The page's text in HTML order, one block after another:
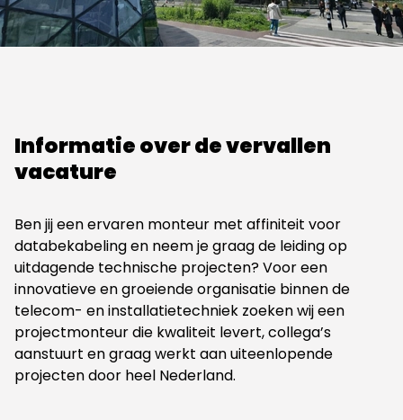
Informatie over de vervallen
vacature
Ben jij een ervaren monteur met affiniteit voor
databekabeling en neem je graag de leiding op
uitdagende technische projecten? Voor een
innovatieve en groeiende organisatie binnen de
telecom- en installatietechniek zoeken wij een
projectmonteur die kwaliteit levert, collega’s
aanstuurt en graag werkt aan uiteenlopende
projecten door heel Nederland.